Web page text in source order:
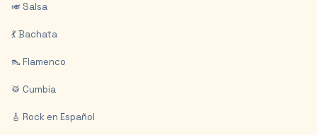
🎺 Salsa
💃 Bachata
👠 Flamenco
🥁 Cumbia
🎸 Rock en Español